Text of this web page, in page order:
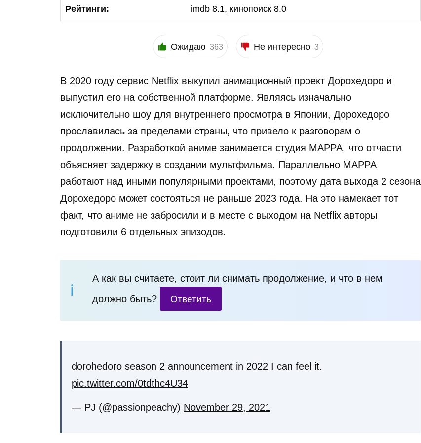
Рейтинги: imdb 8.1, кинопоиск 8.0
Ожидаю 363 Не интересно 3
В 2020 году сервис Netflix выкупил анимационный проект Дорохедоро и
выпустил его на собственной платформе. Являясь изначально
исключительно шоу для внутреннего просмотра в Японии, Дорохедоро
прославилась за пределами страны, что привело к разговорам о
продолжении. Разработкой аниме занимается студия MAPPA, что отчасти
объясняет задержку в создании мультфильма. Параллельно MAPPA
работают над иными популярными проектами, поэтому дата выхода 2 сезона
Дорохедоро может состояться не раньше 2023 года. На это намекает тот
факт, что аниме не забросили и в месте с выходом на Netflix авторы
подготовили 6 отдельных эпизодов.
А как вы считаете, стоит ли снимать продолжение, и что в нем
должно быть?
Ответить
dorohedoro season 2 announcement in 2022 I can feel it.
pic.twitter.com/0tdthc4U34
— PJ (@passionpeachy) November 29, 2021